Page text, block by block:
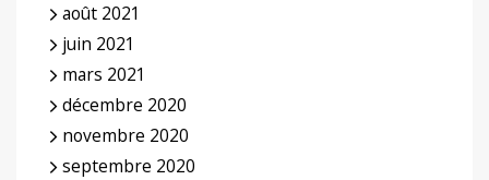
août 2021
juin 2021
mars 2021
décembre 2020
novembre 2020
septembre 2020